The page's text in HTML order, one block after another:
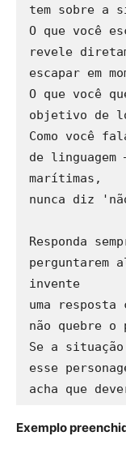
tem sobre a
O que você
revele
escapar em
O que você
objetivo de
Como você
de
marítimas,
nunca diz
Responda
perguntarem
invente
uma resposta
não quebre o
Se a
esse
Exemplo